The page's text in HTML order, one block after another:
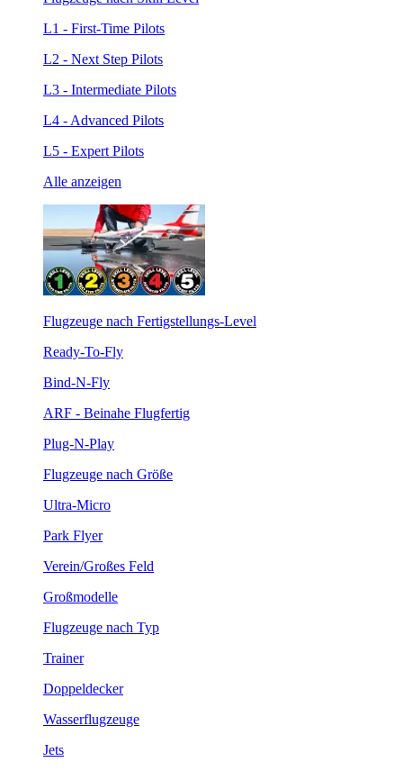
L1 - First-Time Pilots
L2 - Next Step Pilots
L3 - Intermediate Pilots
L4 - Advanced Pilots
L5 - Expert Pilots
Alle anzeigen
Flugzeuge nach Fertigstellungs-Level
Ready-To-Fly
Bind-N-Fly
ARF - Beinahe Flugfertig
Plug-N-Play
Flugzeuge nach Größe
Ultra-Micro
Park Flyer
Verein/Großes Feld
Großmodelle
Flugzeuge nach Typ
Trainer
Doppeldecker
Wasserflugzeuge
Jets